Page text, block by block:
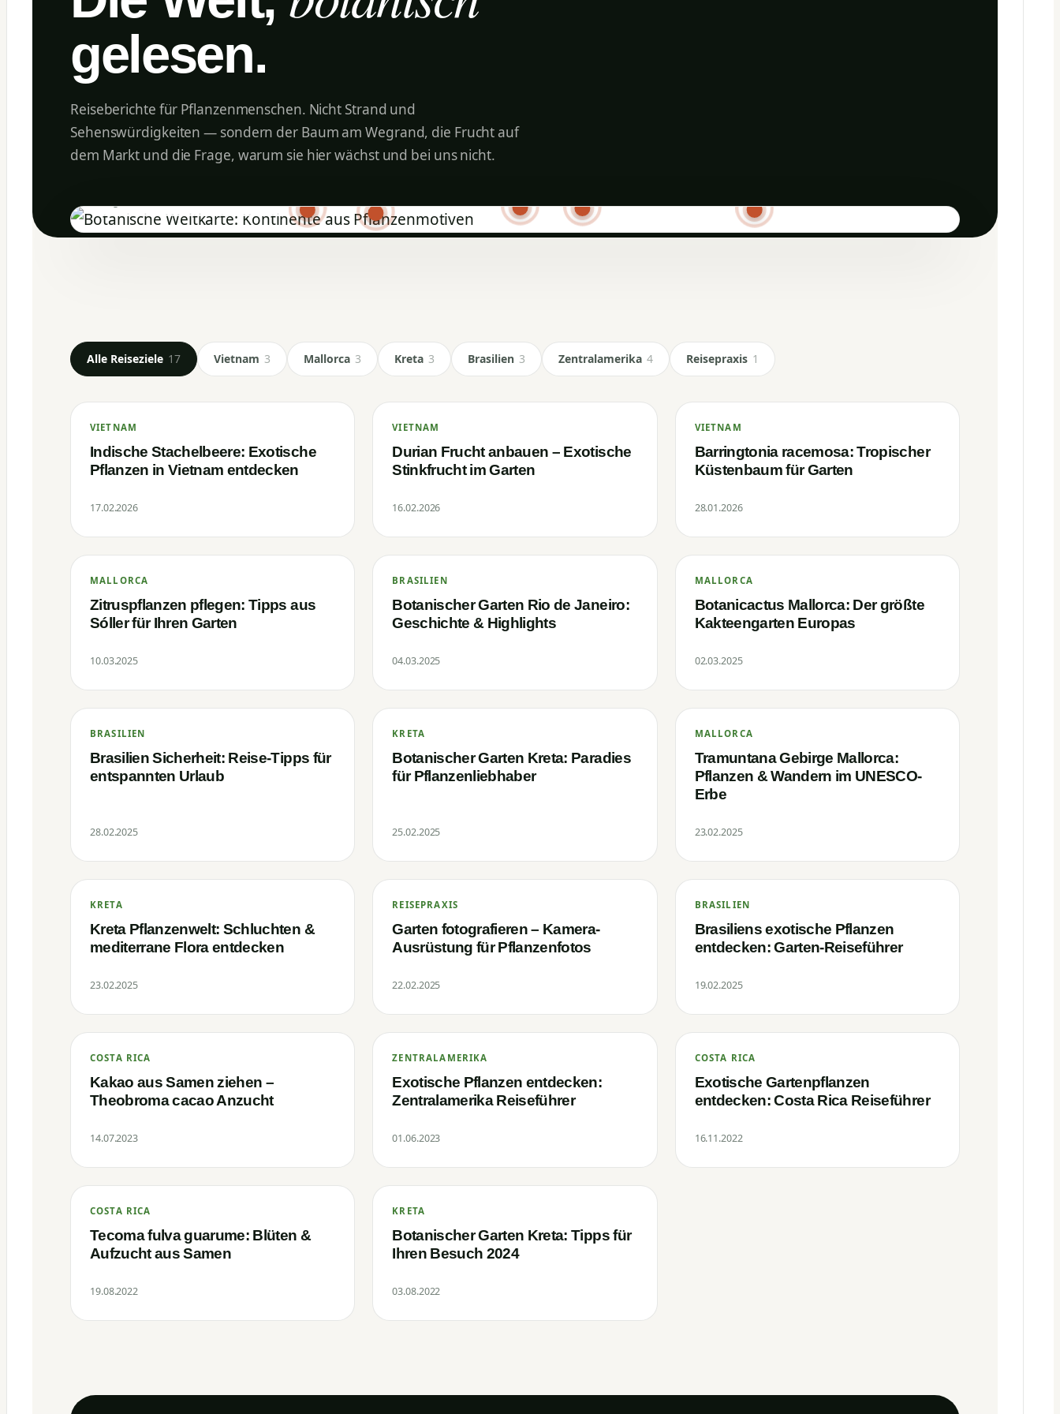
gelesen.
Reiseberichte für Pflanzenmenschen. Nicht Strand und
Sehenswürdigkeiten — sondern der Baum am Wegrand, die Frucht auf
dem Markt und die Frage, warum sie hier wächst und bei uns nicht.
Alle Reiseziele 17 Vietnam 3 Mallorca 3 Kreta 3 Brasilien 3 Zentralamerika 4 Reisepraxis 1
VIETNAM
Indische Stachelbeere: Exotische
Pflanzen in Vietnam entdecken
17.02.2026
VIETNAM
Durian Frucht anbauen – Exotische
Stinkfrucht im Garten
16.02.2026
VIETNAM
Barringtonia racemosa: Tropischer
Küstenbaum für Garten
28.01.2026
MALLORCA
Zitruspflanzen pflegen: Tipps aus
Sóller für Ihren Garten
10.03.2025
BRASILIEN
Botanischer Garten Rio de Janeiro:
Geschichte & Highlights
04.03.2025
MALLORCA
Botanicactus Mallorca: Der größte
Kakteengarten Europas
02.03.2025
BRASILIEN
Brasilien Sicherheit: Reise-Tipps für
entspannten Urlaub
28.02.2025
KRETA
Botanischer Garten Kreta: Paradies
für Pflanzenliebhaber
25.02.2025
MALLORCA
Tramuntana Gebirge Mallorca:
Pflanzen & Wandern im UNESCO-
Erbe
23.02.2025
KRETA
Kreta Pflanzenwelt: Schluchten &
mediterrane Flora entdecken
23.02.2025
REISEPRAXIS
Garten fotografieren – Kamera-
Ausrüstung für Pflanzenfotos
22.02.2025
BRASILIEN
Brasiliens exotische Pflanzen
entdecken: Garten-Reiseführer
19.02.2025
COSTA RICA
Kakao aus Samen ziehen –
Theobroma cacao Anzucht
14.07.2023
ZENTRALAMERIKA
Exotische Pflanzen entdecken:
Zentralamerika Reiseführer
01.06.2023
COSTA RICA
Exotische Gartenpflanzen
entdecken: Costa Rica Reiseführer
16.11.2022
COSTA RICA
Tecoma fulva guarume: Blüten &
Aufzucht aus Samen
19.08.2022
KRETA
Botanischer Garten Kreta: Tipps für
Ihren Besuch 2024
03.08.2022